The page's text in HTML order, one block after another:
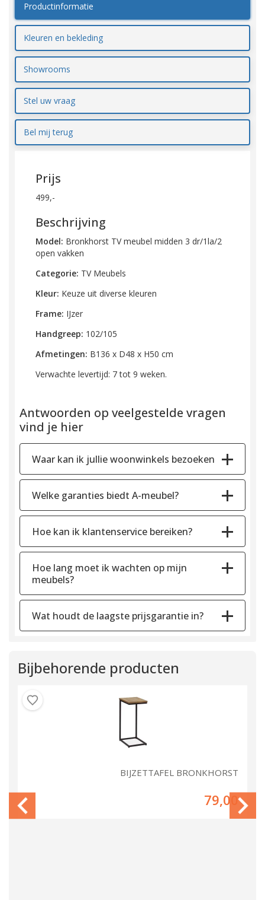
Productinformatie
Kleuren en bekleding
Showrooms
Stel uw vraag
Bel mij terug
Prijs
499,-
Beschrijving
Model: Bronkhorst TV meubel midden 3 dr/1la/2
open vakken
Categorie: TV Meubels
Kleur: Keuze uit diverse kleuren
Frame: IJzer
Handgreep: 102/105
Afmetingen: B136 x D48 x H50 cm
Verwachte levertijd: 7 tot 9 weken.
Antwoorden op veelgestelde vragen
vind je hier
Waar kan ik jullie woonwinkels bezoeken
Welke garanties biedt A-meubel?
Hoe kan ik klantenservice bereiken?
Hoe lang moet ik wachten op mijn
meubels?
Wat houdt de laagste prijsgarantie in?
Bijbehorende producten
BIJZETTAFEL BRONKHORST
79,00